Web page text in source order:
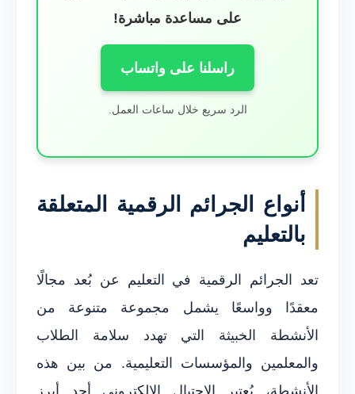
على مساعدة مباشرة!
راسلنا على واتساب
الرد سريع خلال ساعات العمل.
أنواع الجرائم الرقمية المتعلقة
بالتعليم
تعد الجرائم الرقمية في التعليم عن بُعد مجالًا
معقدًا وواسعًا يشمل مجموعة متنوعة من
الأنشطة الخبيثة التي تهدد سلامة الطلاب
والمعلمين والمؤسسات التعليمية. من بين هذه